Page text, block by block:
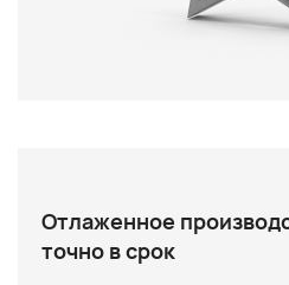
Отлаженное
точно в срок